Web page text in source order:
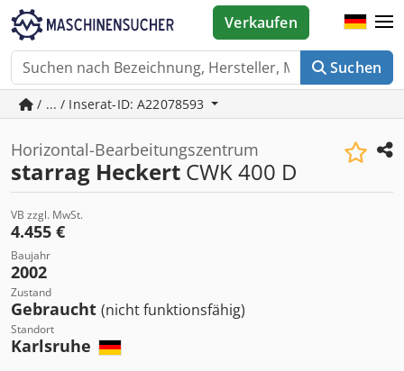
Suchen
Verkaufen
/ ... / Inserat-ID: A22078593
Horizontal-Bearbeitungszentrum
starrag Heckert CWK 400 D
VB zzgl. MwSt.
4.455 €
Baujahr
2002
Zustand
Gebraucht (nicht funktionsfähig)
Standort
Karlsruhe